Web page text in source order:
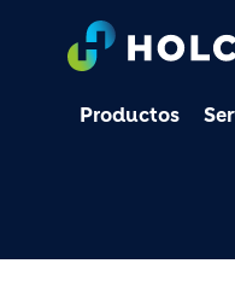
Productos